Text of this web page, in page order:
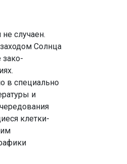
случаен.
Солнца
зако­
в специ­ально
и
клетки-